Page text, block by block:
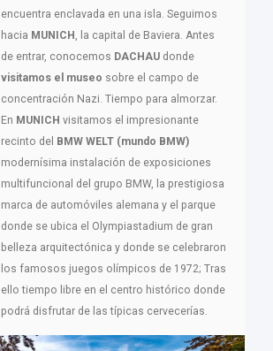
encuentra enclavada en una isla. Seguimos
hacia MUNICH , la capital de Baviera. Antes
de entrar, conocemos DACHAU donde
visitamos el museo sobre el campo de
concentración Nazi. Tiempo para almorzar.
En MUNICH visitamos el impresionante
recinto del BMW WELT (mundo BMW)
modernísima instalación de exposiciones
multifuncional del grupo BMW, la prestigiosa
marca de automóviles alemana y el parque
donde se ubica el Olympiastadium de gran
belleza arquitectónica y donde se celebraron
los famosos juegos olímpicos de 1972; Tras
ello tiempo libre en el centro histórico donde
podrá disfrutar de las típicas cervecerías.